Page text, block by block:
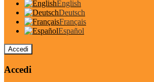
English
Deutsch
Français
Español
Accedi
Accedi